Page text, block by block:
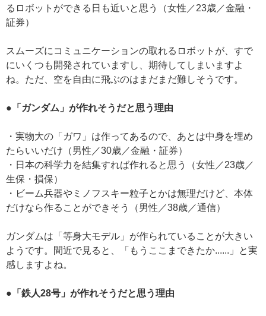
るロボットができる日も近いと思う（女性／23歳／金融・
証券）
スムーズにコミュニケーションの取れるロボットが、すで
にいくつも開発されていますし、期待してしまいますよ
ね。ただ、空を自由に飛ぶのはまだまだ難しそうです。
●「ガンダム」が作れそうだと思う理由
・実物大の「ガワ」は作ってあるので、あとは中身を埋め
たらいいだけ（男性／30歳／金融・証券）
・日本の科学力を結集すれば作れると思う（女性／23歳／
生保・損保）
・ビーム兵器やミノフスキー粒子とかは無理だけど、本体
だけなら作ることができそう（男性／38歳／通信）
ガンダムは「等身大モデル」が作られていることが大きい
ようです。間近で見ると、「もうここまできたか......」と実
感しますよね。
●「鉄人28号」が作れそうだと思う理由